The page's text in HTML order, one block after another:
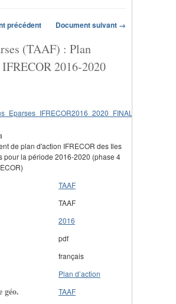
précédent Document suivant →
(TAAF) : Plan
2016-2020
de plan d'action IFRECOR des Iles
pour la période 2016-2020 (phase 4
TAAF
TAAF
2016
pdf
français
Plan d’action
géo. TAAF